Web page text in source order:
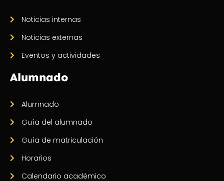
Noticias internas
Noticias externas
Eventos y actividades
Alumnado
Alumnado
Guía del alumnado
Guía de matriculación
Horarios
Calendario académico